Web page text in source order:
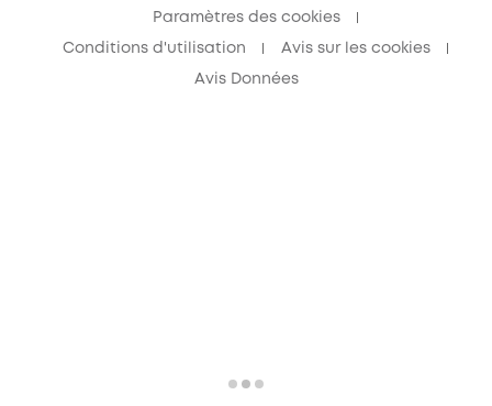
Paramètres des cookies
Conditions d'utilisation Avis sur les cookies
Avis Données